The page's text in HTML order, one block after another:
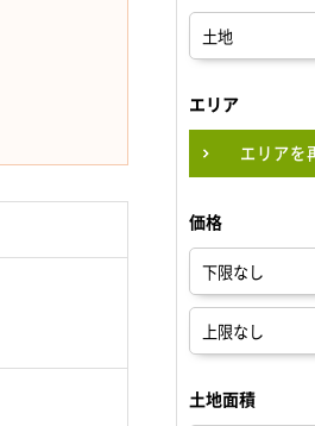
エリア
エリアを
価格
土地面積